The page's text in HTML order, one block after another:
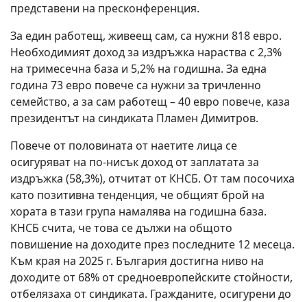
представени на пресконференция.
За един работещ, живеещ сам, са нужни 818 евро.
Необходимият доход за издръжка нараства с 2,3%
на тримесечна база и 5,2% на годишна. За една
година 73 евро повече са нужни за тричленно
семейство, а за сам работещ – 40 евро повече, каза
президентът на синдиката Пламен Димитров.
Повече от половината от наетите лица се
осигуряват на по-нисък доход от заплатата за
издръжка (58,3%), отчитат от КНСБ. От там посочиха
като позитивна тенденция, че общият брой на
хората в тази група намалява на годишна база.
КНСБ счита, че това се дължи на общото
повишение на доходите през последните 12 месеца.
Към края на 2025 г. България достигна ниво на
доходите от 68% от средноевропейските стойности,
отбелязаха от синдиката. Гражданите, осигурени до